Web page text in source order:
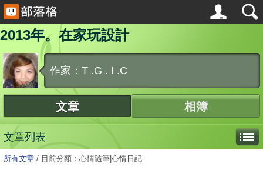
2013年。在家玩設計
作家：T .G . I .C
文章 相簿
文章列表
所有文章 / 目前分類：心情隨筆|心情日記